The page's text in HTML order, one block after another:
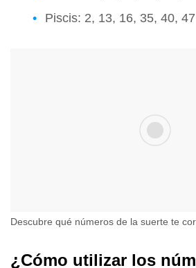
Piscis: 2, 13, 16, 35, 40, 47
Descubre qué números de la suerte te
¿Cómo utilizar los